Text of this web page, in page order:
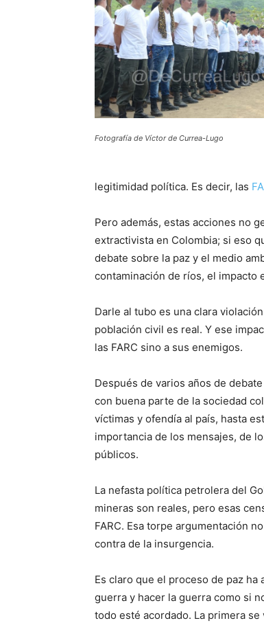
Fotografía de Víctor de Currea-Lugo
legitimidad política. Es decir, las
Pero además, estas acciones no
extractivista en Colombia; si eso
debate sobre la paz y el medio
contaminación de ríos, el impacto
Darle al tubo es una clara
población civil es real. Y ese
las FARC sino a sus enemigos.
Después de varios años de
con buena parte de la sociedad
víctimas y ofendía al país, hasta
importancia de los mensajes, de
públicos.
La nefasta política petrolera del
mineras son reales, pero esas
FARC. Esa torpe argumentación
contra de la insurgencia.
Es claro que el proceso de paz
guerra y hacer la guerra como si
todo esté acordado. La primera